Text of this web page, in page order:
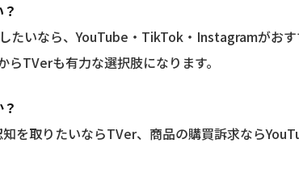
たいなら、YouTube・TikTok・Instagramがお
TVerも有力な選択肢になります。
を取りたいならTVer、商品の購買訴求なら